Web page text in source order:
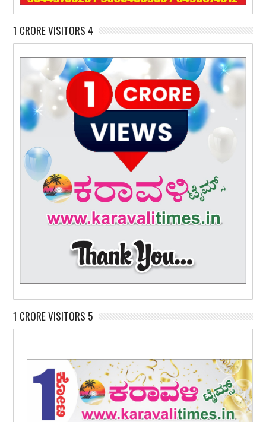
1 CRORE VISITORS 4
1 CRORE VISITORS 5